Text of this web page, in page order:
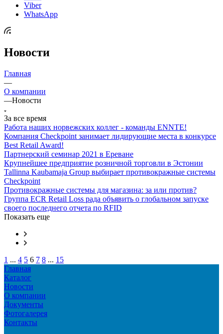
Viber
WhatsApp
Новости
Главная
—
О компании
—Новости
За все время
Работа наших норвежских коллег - команды ENNTE!
Компания Checkpoint занимает лидирующие места в конкурсе
Best Retail Award!
Партнерский семинар 2021 в Ереване
Крупнейшее предприятие розничной торговли в Эстонии
Tallinna Kaubamaja Group выбирает противокражные системы
Checkpoint
Противокражные системы для магазина: за или против?
Группа ECR Retail Loss рада объявить о глобальном запуске
своего последнего отчета по RFID
Показать еще
1 ... 4 5 6 7 8 ... 15
Главная
Каталог
Новости
О компании
Документы
Фотогалерея
Контакты